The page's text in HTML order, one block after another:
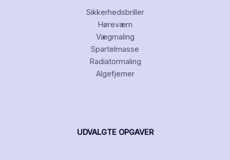
Sikkerhedsbriller
Høreværn
Vægmaling
Spartelmasse
Radiatormaling
Algefjerner
UDVALGTE OPGAVER